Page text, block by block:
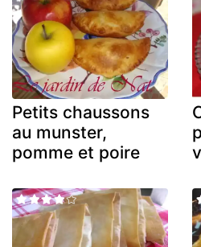
Petits chaussons
au munster,
pomme et poire